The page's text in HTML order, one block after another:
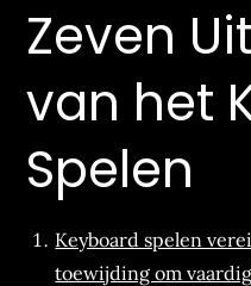
Zeven
van het
Spelen
Keyboard spelen
toewijding om